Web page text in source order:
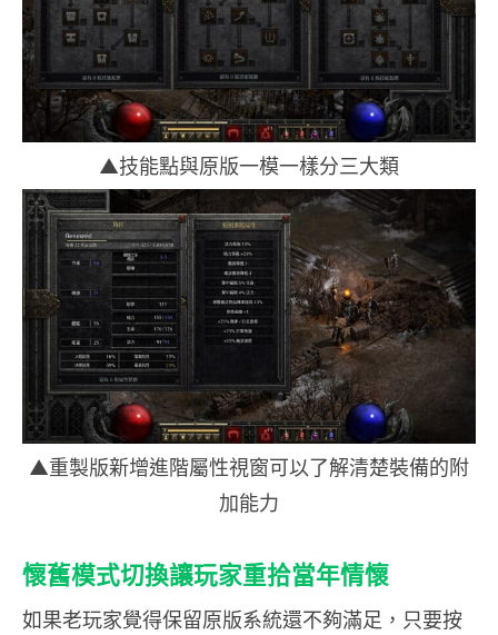
▲技能點與原版一模一樣分三大類
▲重製版新增進階屬性視窗可以了解清楚裝備的附
加能力
懷舊模式切換讓玩家重拾當年情懷
如果老玩家覺得保留原版系統還不夠滿足，只要按